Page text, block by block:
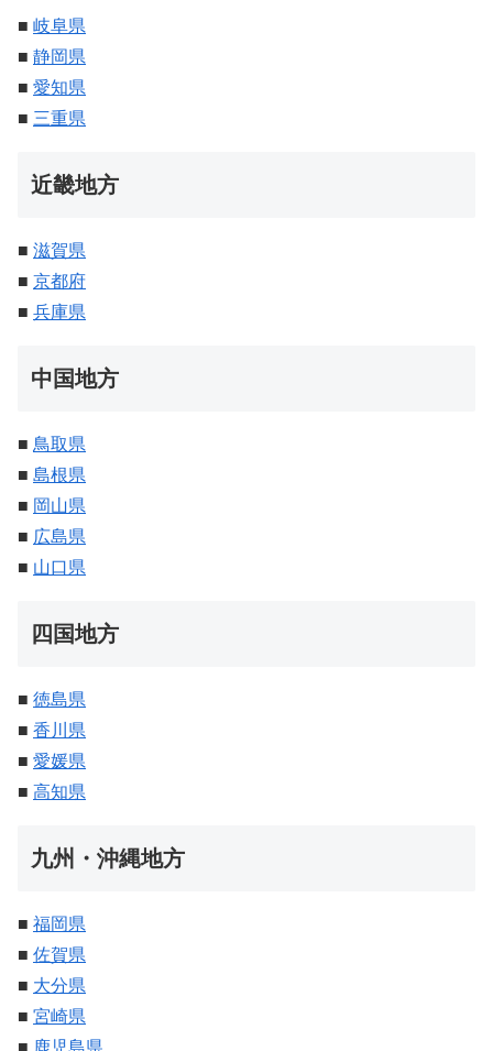
■ 岐阜県
■ 静岡県
■ 愛知県
■ 三重県
近畿地方
■ 滋賀県
■ 京都府
■ 兵庫県
中国地方
■ 鳥取県
■ 島根県
■ 岡山県
■ 広島県
■ 山口県
四国地方
■ 徳島県
■ 香川県
■ 愛媛県
■ 高知県
九州・沖縄地方
■ 福岡県
■ 佐賀県
■ 大分県
■ 宮崎県
■ 鹿児島県